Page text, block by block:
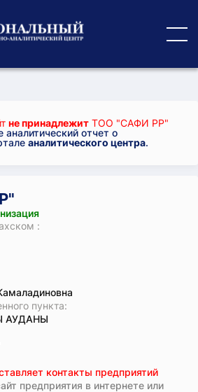
не принадлежит ТОО "САФИ РР"
отчет о
аналитического центра.
:
пункта:
АУДАНЫ
контакты предприятий
предприятия в интернете или